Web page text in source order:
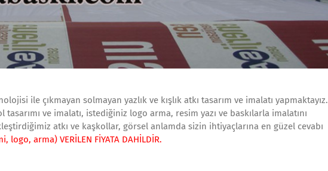
ile çıkmayan solmayan yazlık ve kışlık atkı tasarım ve imalatı yapmaktayız.
ve imalatı, istediğiniz logo arma, resim yazı ve baskılarla imalatını
atkı ve kaşkollar, görsel anlamda sizin ihtiyaçlarına en güzel cevabı
arma) VERİLEN FİYATA DAHİLDİR.